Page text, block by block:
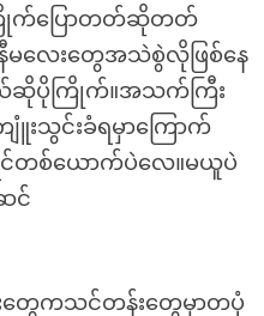
ြိုက်ပြောတတ်ဆိုတတ်
မလေးတွေအသဲစွဲလိုဖြစ်နေ
ဆိုပိုကြိုက်။အသက်ကြီး
းသွင်းခံရမှာကြောက်
င်တစ်ယောက်ပဲလေ။မယူပဲ
င်
တွေကသင်တန်းတွေမှာတပုံ